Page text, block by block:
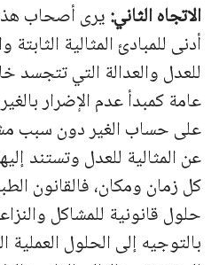
الاتجاه الثاني:يرى أصحاب
أدنى للمبادئ المثالية الثابتة
للعدل والعدالة التي
عامة كمبدأ عدم الإضرار
على حساب الغير دون سبب
عن المثالية للعدل وتستند
كل زمان ومكان، فالقانون
حلول قانونية للمشاكل
بالتوجيه إلى الحلول